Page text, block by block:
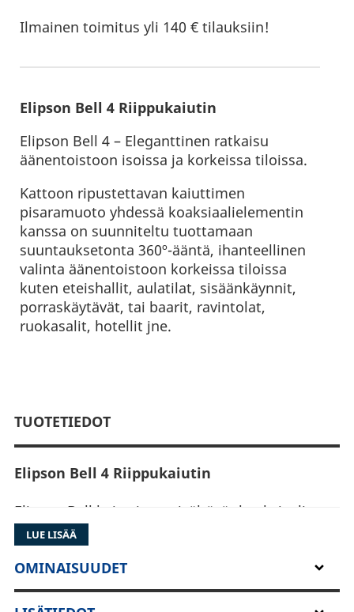
Ilmainen toimitus yli 140 € tilauksiin!
Elipson Bell 4 Riippukaiutin
Elipson Bell 4 – Eleganttinen ratkaisu
äänentoistoon isoissa ja korkeissa tiloissa.
Kattoon ripustettavan kaiuttimen
pisaramuoto yhdessä koaksiaalielementin
kanssa on suunniteltu tuottamaan
suuntauksetonta 360º-ääntä, ihanteellinen
valinta äänentoistoon korkeissa tiloissa
kuten eteishallit, aulatilat, sisäänkäynnit,
porraskäytävät, tai baarit, ravintolat,
ruokasalit, hotellit jne.
TUOTETIEDOT
Elipson Bell 4 Riippukaiutin
Elipson Bell kaiuttimet sisältävät koaksiaalisen
2-tie kaiutinelementin pisaranmuotoisessa
bassorefleksikotelossa. Nämä kaiuttimet
soveltuvat erinomaisesti julkisten tilojen
äänentoistoon. Ja niitä voidaan hyödyntää
äänentoistoon korkeissa tiloissa kuten
LUE LISÄÄ
OMINAISUUDET